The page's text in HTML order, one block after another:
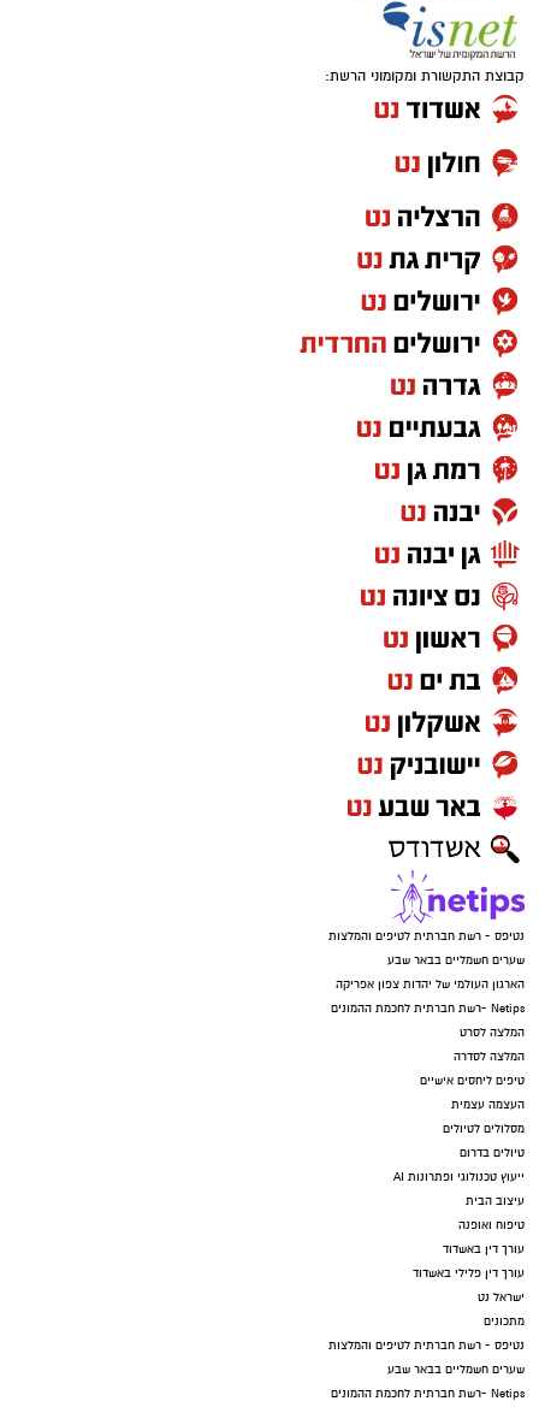
קבוצת התקשורת ומקומוני הרשת:
נטיפס - רשת חברתית לטיפים והמלצות
שערים חשמליים בבאר שבע
הארגון העולמי של יהדות צפון אפריקה
Netips -רשת חברתית לחכמת ההמונים
המלצה לסרט
המלצה לסדרה
טיפים ליחסים אישיים
העצמה עצמית
מסלולים לטיולים
טיולים בדרום
ייעוץ טכנולוגי ופתרונות AI
עיצוב הבית
טיפוח ואופנה
עורך דין באשדוד
עורך דין פלילי באשדוד
ישראל נט
מתכונים
נטיפס - רשת חברתית לטיפים והמלצות
שערים חשמליים בבאר שבע
Netips -רשת חברתית לחכמת ההמונים